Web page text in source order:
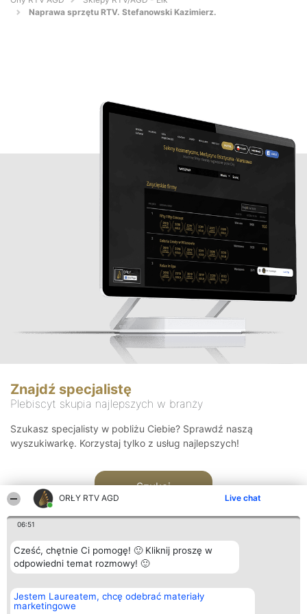
ORŁY RTV AGD Live chat
06:51
Cześć, chętnie Ci pomogę! 🙂 Kliknij proszę w
odpowiedni temat rozmowy! 🙂
Jestem Laureatem, chcę odebrać materiały
marketingowe
Naprawa sprzętu RTV. Stefanowski Kazimierz.
Znajdź specjalistę
Plebiscyt skupia najlepszych w branży
Szukasz specjalisty w pobliżu Ciebie? Sprawdź naszą
wyszukiwarkę. Korzystaj tylko z usług najlepszych!
Szukaj
Organizator plebiscytu
Bright Side Solutions sp. z o.
o. sp. k.
Plebiscyt
Laureaci
Kontakt
Kontakt